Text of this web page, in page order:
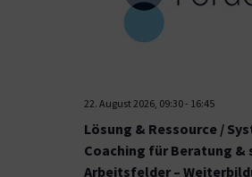
22. August 2026, 09:30- 16:45
Lösung & Ressource /
Coaching für Beratung &
Arbeitsfelder –